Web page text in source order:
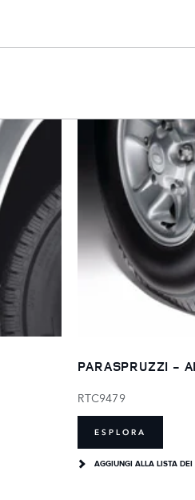
PARASPRUZZI -
RTC9479
ESPLORA
AGGIUNGI ALLA LISTA DEI